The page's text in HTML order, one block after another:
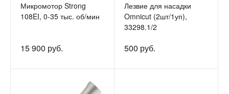
Микромотор Strong
108EI, 0-35 тыс. об/мин
15 900 руб.
Лезвие для насадки
Omnicut (2шт/1уп),
33298.1/2
500 руб.